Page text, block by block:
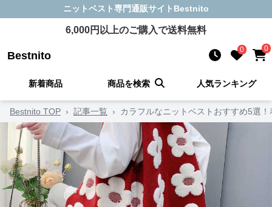
ニットベスト専門通販サイト Bestnito
6,000円以上のご購入で送料無料
Bestnito 0 0
新着商品 商品を検索 人気ランキング
Bestnito TOP › 記事一覧 › カラフルなニットベストおすすめ5選